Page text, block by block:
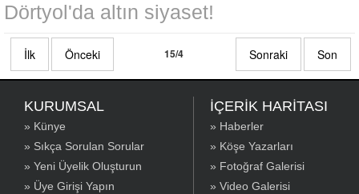
Dörtyol'da altın siyaset!
İlk Önceki 15/4 Sonraki Son
KURUMSAL
» Künye
» Sıkça Sorulan Sorular
» Yeni Üyelik Oluşturun
» Üye Girişi Yapın
İÇERİK HARİTASI
» Haberler
» Köşe Yazarları
» Fotoğraf Galerisi
» Video Galerisi